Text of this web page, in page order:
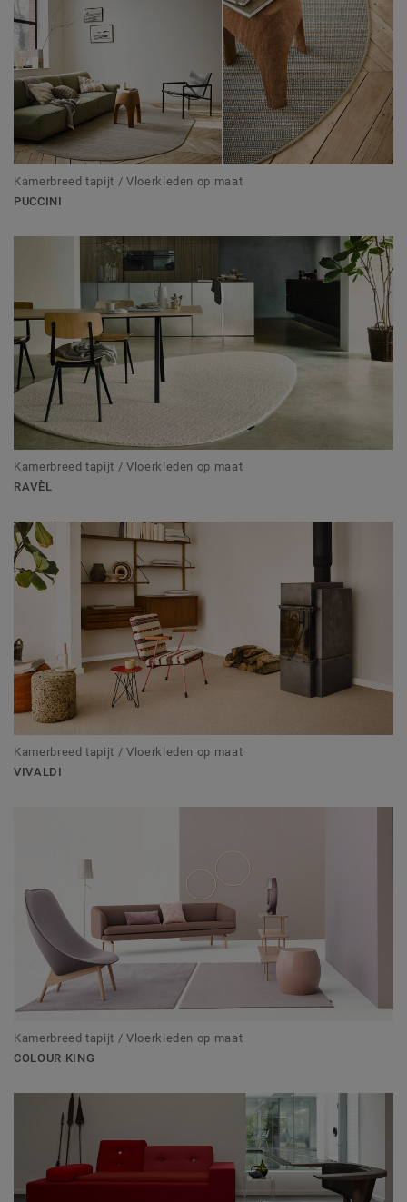
Kamerbreed tapijt / Vloerkleden op maat
PUCCINI
Kamerbreed tapijt / Vloerkleden op maat
RAVÈL
Kamerbreed tapijt / Vloerkleden op maat
VIVALDI
Kamerbreed tapijt / Vloerkleden op maat
COLOUR KING